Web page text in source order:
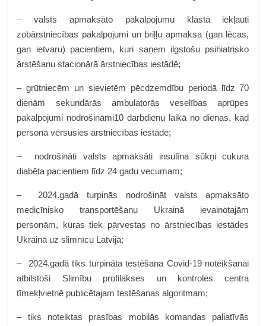
– valsts apmaksāto pakalpojumu klāstā iekļauti
zobārstniecības pakalpojumi un briļļu apmaksa (gan lēcas,
gan ietvaru) pacientiem, kuri saņem ilgstošu psihiatrisko
ārstēšanu stacionārā ārstniecības iestādē;
– grūtniecēm un sievietēm pēcdzemdību periodā līdz 70
dienām sekundārās ambulatorās veselības aprūpes
pakalpojumi nodrošināmi10 darbdienu laikā no dienas, kad
persona vērsusies ārstniecības iestādē;
– nodrošināti valsts apmaksāti insulīna sūkņi cukura
diabēta pacientiem līdz 24 gadu vecumam;
– 2024.gadā turpinās nodrošināt valsts apmaksāto
medicīnisko transportēšanu Ukrainā ievainotajām
personām, kuras tiek pārvestas no ārstniecības iestādes
Ukrainā uz slimnīcu Latvijā;
– 2024.gadā tiks turpināta testēšana Covid-19 noteikšanai
atbilstoši Slimību profilakses un kontroles centra
tīmekļvietnē publicētajam testēšanas algoritmam;
– tiks noteiktas prasības mobilās komandas paliatīvās